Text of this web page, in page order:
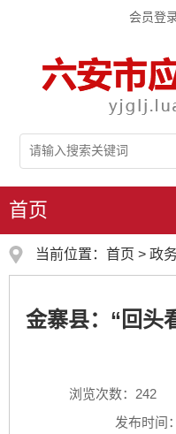
会员登
首页
当前位置： 首页 > 政
金寨县：“回头
浏览次数： 242
发布时间